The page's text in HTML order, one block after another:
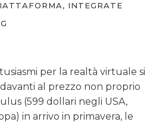
INTEGRATE
per la realtà virtuale si
al prezzo non proprio
(599 dollari negli USA,
in arrivo in primavera, le